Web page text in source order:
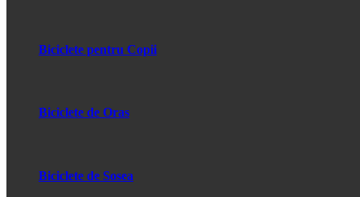
Biciclete pentru Copii
Biciclete de Oras
Biciclete de Sosea